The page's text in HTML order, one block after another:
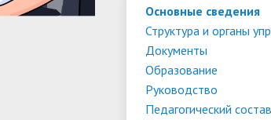
Основные сведения
Структура и органы
Документы
Образование
Руководство
Педагогический состав